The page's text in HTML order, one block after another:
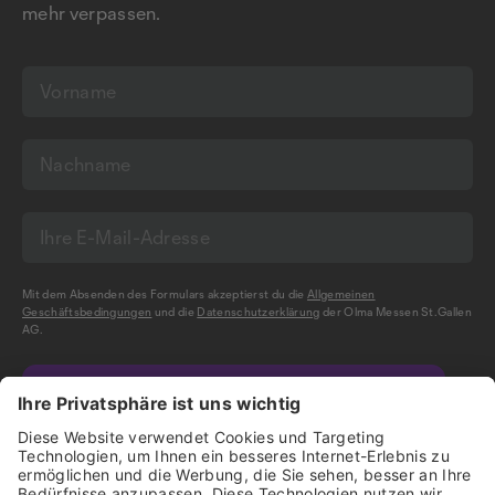
mehr verpassen.
Mit dem Absenden des Formulars akzeptierst du dieAllgemeinen
Geschäftsbedingungen und die Datenschutzerklärung der Olma Messen St.Gallen
AG.